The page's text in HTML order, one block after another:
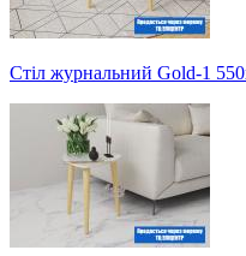
Стіл журнальний Gold-1